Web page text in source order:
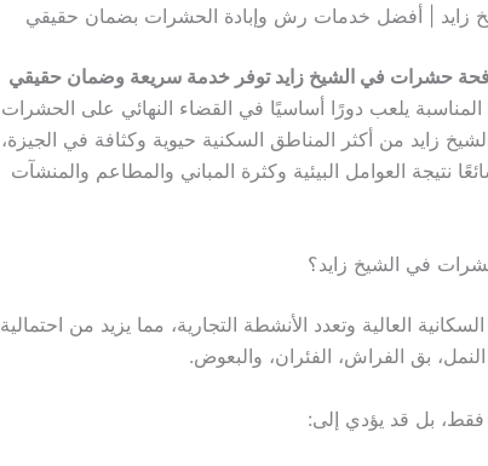
| أفضل خدمات رش وإبادة الحشرات بضمان حقيقي
حشرات في الشيخ زايد توفر خدمة سريعة وضمان حقيقي
المناسبة يلعب دورًا أساسيًا في القضاء النهائي على الحشرات
زايد من أكثر المناطق السكنية حيوية وكثافة في الجيزة،
نتيجة العوامل البيئية وكثرة المباني والمطاعم والمنشآت
في الشيخ زايد؟
العالية وتعدد الأنشطة التجارية، مما يزيد من احتمالية
بق الفراش، الفئران، والبعوض.
بل قد يؤدي إلى: